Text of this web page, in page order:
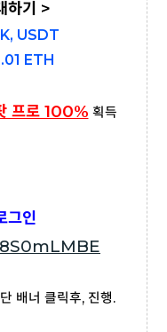
기 >
USDT
ETH
프로 100% 획득
그인
배너 클릭후, 진행.